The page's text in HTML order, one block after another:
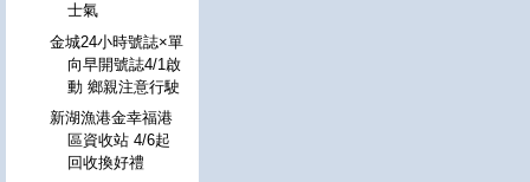
士氣
金城24小時號誌×單
向早開號誌4/1啟
動 鄉親注意行駛
新湖漁港金幸福港
區資收站 4/6起
回收換好禮